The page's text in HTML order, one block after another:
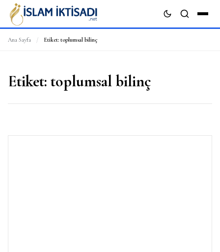
Ana Sayfa / Etiket: toplumsal bilinç
Etiket: toplumsal bilinç